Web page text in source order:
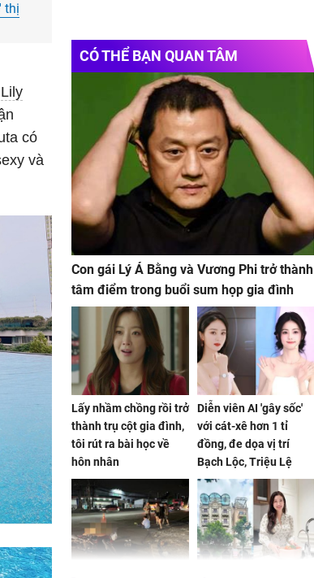
thị
Lily
có
và
CÓ THỂ BẠN QUAN TÂM
Con gái Lý Á Bằng và Vương Phi trở thành
tâm điểm trong buổi sum họp gia đình
Lấy nhầm chồng rồi trở
thành trụ cột gia đình,
tôi rút ra bài học về
hôn nhân
Diễn viên AI 'gây sốc'
với cát-xê hơn 1 tỉ
đồng, đe dọa vị trí
Bạch Lộc, Triệu Lệ
Dĩnh